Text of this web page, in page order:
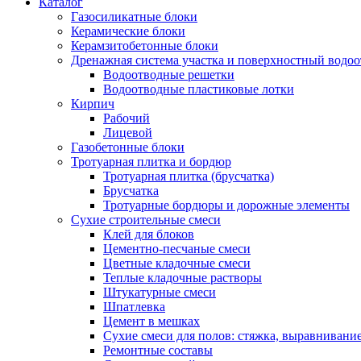
Газосиликатные блоки
Керамические блоки
Керамзитобетонные блоки
Дренажная система участка и поверхностный
Водоотводные решетки
Водоотводные пластиковые лотки
Кирпич
Рабочий
Лицевой
Газобетонные блоки
Тротуарная плитка и бордюр
Тротуарная плитка (брусчатка)
Брусчатка
Тротуарные бордюры и дорожные элементы
Сухие строительные смеси
Клей для блоков
Цементно-песчаные смеси
Цветные кладочные смеси
Теплые кладочные растворы
Штукатурные смеси
Шпатлевка
Цемент в мешках
Сухие смеси для полов: стяжка,
Ремонтные составы